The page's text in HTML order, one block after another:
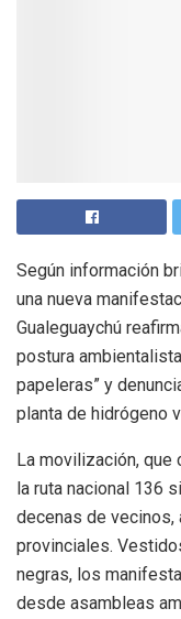
Según información
una nueva
Gualeguaychú
postura
papeleras” y
planta de hidrógeno
La movilización, que
la ruta nacional 136
decenas de
provinciales.
negras, los
desde asambleas